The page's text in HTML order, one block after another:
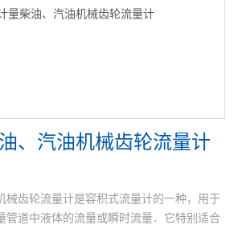
、汽油机械齿轮流量计
械齿轮流量计是容积式流量计的一种，用于
管道中液体的流量或瞬时流量．它特别适合